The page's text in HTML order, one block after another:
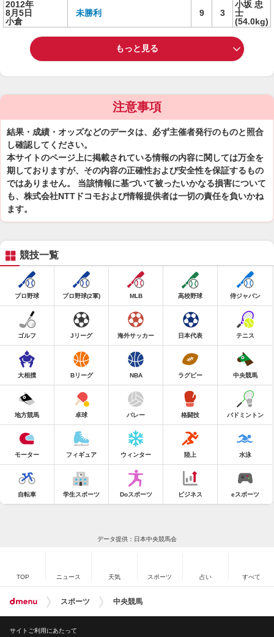
2012年
8月5日
小倉
未勝利 9 3
小坂 忠
士
(54.0kg)
もっと見る
注意事項
結果・成績・オッズなどのデータは、必ず主催者発行のものと照合
し確認してください。
本サイトのページ上に掲載されている情報の内容に関しては万全を
期しておりますが、その内容の正確性および安全性を保証するもの
ではありません。 当該情報に基づいて被ったいかなる損害について
も、株式会社NTTドコモおよび情報提供者は一切の責任を負いかね
ます。
競技一覧
プロ野球 プロ野球(2軍) MLB 高校野球 侍ジャパン
ゴルフ Jリーグ 海外サッカー 日本代表 テニス
大相撲 Bリーグ NBA ラグビー 中央競馬
地方競馬 卓球 バレー 格闘技 バドミントン
モーター フィギュア ウィンター 陸上 水泳
自転車 学生スポーツ Doスポーツ ビジネス eスポーツ
データ提供：日本中央競馬会
TOP ニュース 天気 スポーツ 占い すべて
スポーツ 中央競馬
サイトご利用にあたって